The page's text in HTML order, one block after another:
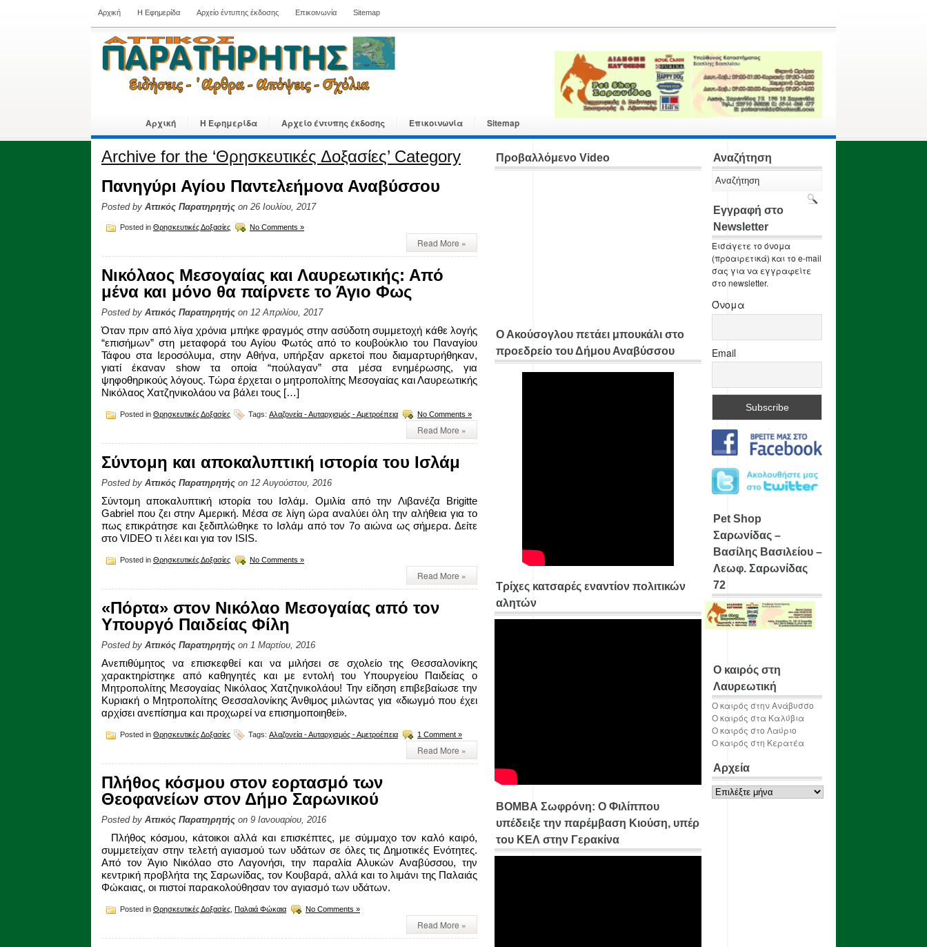
Αρχική Η Εφημερίδα Αρχείο έντυπης έκδοσης Επικοινωνία Sitemap
Αρχική Η Εφημερίδα Αρχείο έντυπης έκδοσης Επικοινωνία Sitemap
Archive for the ‘Θρησκευτικές Δοξασίες’ Category
Πανηγύρι Αγίου Παντελεήμονα Αναβύσσου
Posted by Αττικός Παρατηρητής on 26 Ιουλίου, 2017
Posted in Θρησκευτικές Δοξασίες No Comments »
Read More »
Νικόλαος Μεσογαίας και Λαυρεωτικής: Από
μένα και μόνο θα παίρνετε το Άγιο Φως
Posted by Αττικός Παρατηρητής on 12 Απριλίου, 2017
Όταν πριν από λίγα χρόνια μπήκε φραγμός στην ασύδοτη συμμετοχή κάθε λογής
“επισήμων” στη μεταφορά του Αγίου Φωτός από το κουβούκλιο του Παναγίου
Τάφου στα Ιεροσόλυμα, στην Αθήνα, υπήρξαν αρκετοί που διαμαρτυρήθηκαν,
γιατί έκαναν show τα οποία “πούλαγαν” στα μέσα ενημέρωσης, για
ψηφοθηρικούς λόγους. Τώρα έρχεται ο μητροπολίτης Μεσογαίας και Λαυρεωτικής
Νικόλαος Χατζηνικολάου να βάλει τους […]
Posted in Θρησκευτικές Δοξασίες Tags: Αλαζονεία - Αυταρχισμός - Αμετροέπεια No Comments »
Read More »
Σύντομη και αποκαλυπτική ιστορία του Ισλάμ
Posted by Αττικός Παρατηρητής on 12 Αυγούστου, 2016
Σύντομη αποκαλυπτική ιστορία του Ισλάμ. Ομιλία από την Λιβανέζα Brigitte
Gabriel που ζει στην Αμερική. Μέσα σε λίγη ώρα αναλύει όλη την αλήθεια για το
πως επικράτησε και ξεδιπλώθηκε το Ισλάμ από τον 7ο αιώνα ως σήμερα. Δείτε
στο VIDEO τι λέει και για τον ISIS.
Posted in Θρησκευτικές Δοξασίες No Comments »
Read More »
«Πόρτα» στον Νικόλαο Μεσογαίας από τον
Υπουργό Παιδείας Φίλη
Posted by Αττικός Παρατηρητής on 1 Μαρτίου, 2016
Ανεπιθύμητος να επισκεφθεί και να μιλήσει σε σχολείο της Θεσσαλονίκης
χαρακτηρίστηκε από καθηγητές και με εντολή του Υπουργείου Παιδείας ο
Μητροπολίτης Μεσογαίας Νικόλαος Χατζηνικολάου! Την είδηση επιβεβαίωσε την
Κυριακή ο Μητροπολίτης Θεσσαλονίκης Άνθιμος μιλώντας για «διωγμό που έχει
αρχίσει ανεπίσημα και προχωρεί να επισημοποιηθεί».
Posted in Θρησκευτικές Δοξασίες Tags: Αλαζονεία - Αυταρχισμός - Αμετροέπεια 1 Comment »
Read More »
Πλήθος κόσμου στον εορτασμό των
Θεοφανείων στον Δήμο Σαρωνικού
Posted by Αττικός Παρατηρητής on 9 Ιανουαρίου, 2016
Πλήθος κόσμου, κάτοικοι αλλά και επισκέπτες, με σύμμαχο τον καλό καιρό,
συμμετείχαν στην τελετή αγιασμού των υδάτων σε όλες τις Δημοτικές Ενότητες.
Από τον Άγιο Νικόλαο στο Λαγονήσι, την παραλία Αλυκών Αναβύσσου, την
κεντρική προβλήτα της Σαρωνίδας, τον Κουβαρά, αλλά και το λιμάνι της Παλαιάς
Φώκαιας, οι πιστοί παρακολούθησαν τον αγιασμό των υδάτων.
Posted in Θρησκευτικές Δοξασίες Παλαιά Φώκαια No Comments »
Read More »
Προβαλλόμενο Video
Ο Ακούσογλου πετάει μπουκάλι στο
προεδρείο του Δήμου Αναβύσσου
Τρίχες κατσαρές εναντίον πολιτικών
αλητών
ΒΟΜΒΑ Σωφρόνη: Ο Φιλίππου
υπέδειξε την παρέμβαση Κιούση, υπέρ
του ΚΕΛ στην Γερακίνα
Αναζήτηση
Εγγραφή στο
Newsletter
Εισάγετε το όνομα
(προαιρετικά) και το e-mail
σας για να εγγραφείτε
στο newsletter.
Όνομα
Email
Pet Shop
Σαρωνίδας –
Βασίλης Βασιλείου –
Λεωφ. Σαρωνίδας
72
Ο καιρός στη
Λαυρεωτική
Ο καιρός στην Ανάβυσσο
Ο καιρός στα Καλύβια
Ο καιρός στο Λαύριο
Ο καιρός στη Κερατέα
Αρχεία
Αρχεία